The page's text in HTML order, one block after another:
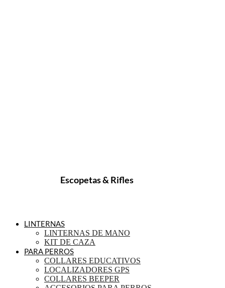
Escopetas & Rifles
LINTERNAS
LINTERNAS DE MANO
KIT DE CAZA
PARA PERROS
COLLARES EDUCATIVOS
LOCALIZADORES GPS
COLLARES BEEPER